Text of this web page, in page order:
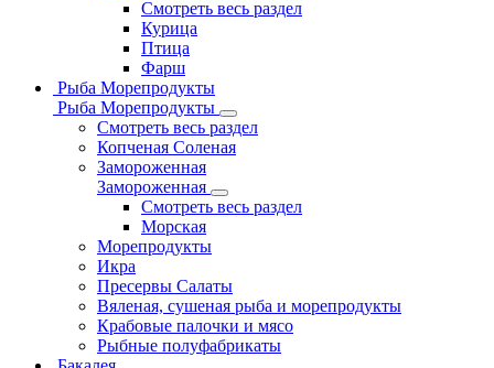
Смотреть весь раздел
Курица
Птица
Фарш
Рыба Морепродукты
Рыба Морепродукты
Смотреть весь раздел
Копченая Соленая
Замороженная
Замороженная
Смотреть весь раздел
Морская
Морепродукты
Икра
Пресервы Салаты
Вяленая, сушеная рыба и морепродукты
Крабовые палочки и мясо
Рыбные полуфабрикаты